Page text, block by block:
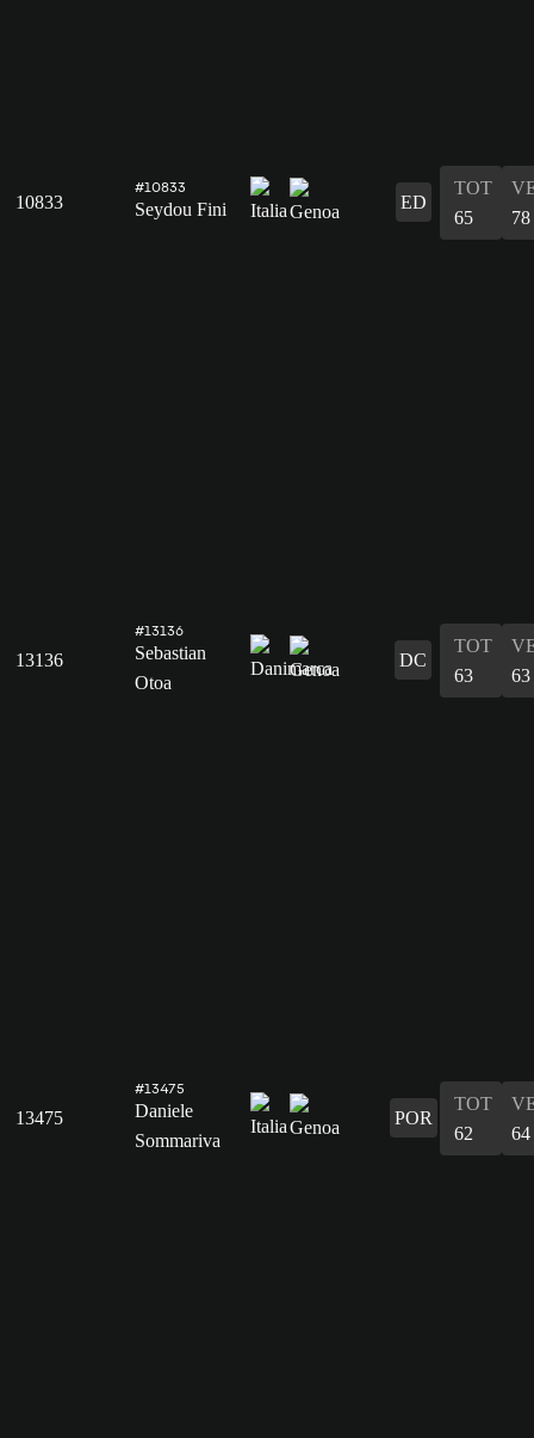
10833
#10833
Seydou Fini ED
TOT
65
78
13136
#13136
Sebastian
Otoa
DC
TOT
63
63
13475
#13475
Daniele
Sommariva
POR
TOT
62
64